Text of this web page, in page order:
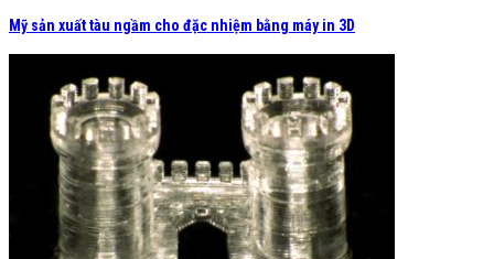
Mỹ sản xuất tàu ngầm cho đặc nhiệm bằng máy in 3D